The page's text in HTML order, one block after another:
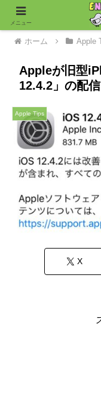
ホーム Apple
Appleが旧型
12.4.2」の配信
Apple Tips
X
メニュー